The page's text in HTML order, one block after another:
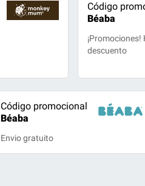
Código
Béaba
¡Promociones!
descuento
Código promocional
Béaba
Envio gratuito